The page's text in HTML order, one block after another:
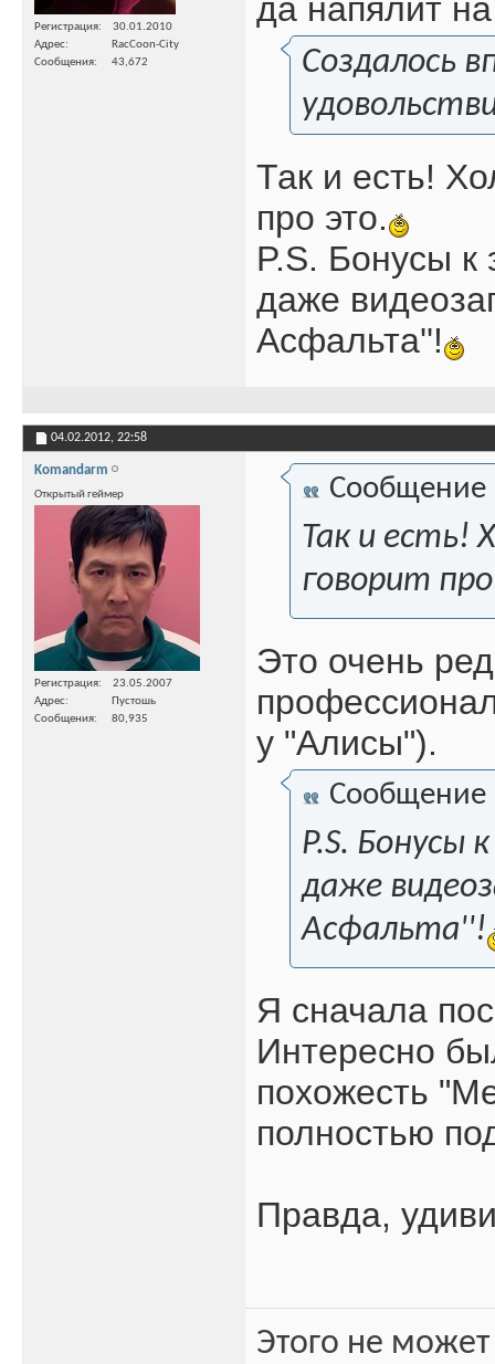
Регистрация
30.01.2010
Адрес
RacCoon-City
Сообщения
43,672
да напялит
Создалось
Так и есть!
про это.
P.S. Бонусы к
даже
Асфальта''!
04.02.2012, 22:58
Komandarm
Открытый геймер
Регистрация
23.05.2007
Адрес
Пустошь
Сообщения
80,935
Сообщение
Так и есть!
говорит
Это очень
у "Алисы").
Сообщение
P.S. Бонусы
даже
Асфальта''!
Я сначала
Интересно
похожесть
полностью
Правда,
Этого не